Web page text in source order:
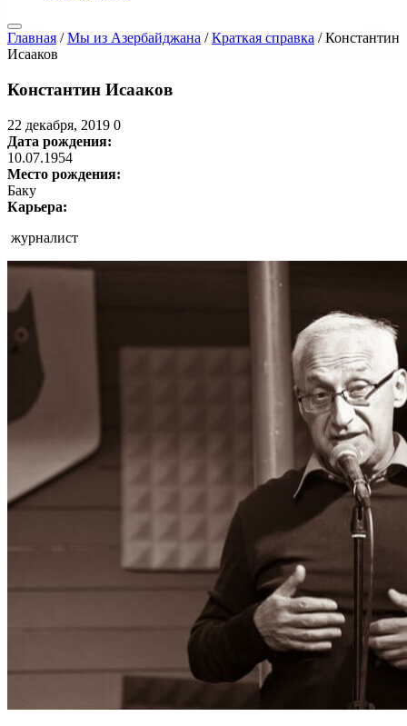
Главная /Мы из Азербайджана /Краткая справка /Константин
Исааков
Константин Исааков
22 декабря, 2019 0
Дата рождения:
10.07.1954
Место рождения:
Баку
Карьера:
журналист